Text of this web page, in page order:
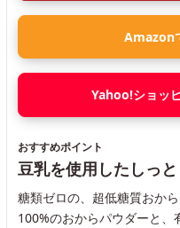
Amazon
Yahoo!ショッ
おすすめポイント
豆乳を使用したしっ
糖類ゼロの、超低糖質おか
100%のおからパウダーと、